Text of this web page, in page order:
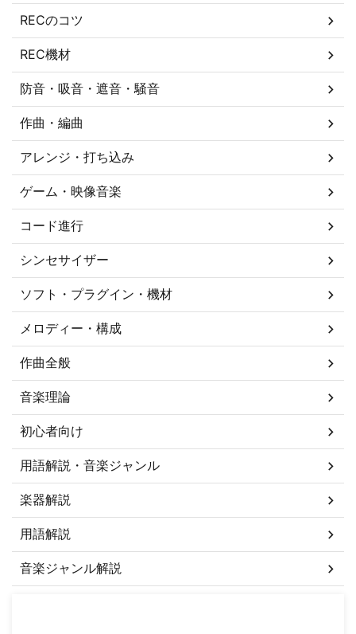
RECのコツ
REC機材
防音・吸音・遮音・騒音
作曲・編曲
アレンジ・打ち込み
ゲーム・映像音楽
コード進行
シンセサイザー
ソフト・プラグイン・機材
メロディー・構成
作曲全般
音楽理論
初心者向け
用語解説・音楽ジャンル
楽器解説
用語解説
音楽ジャンル解説